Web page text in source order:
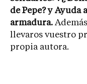
de Pepe? y Ayuda
armadura.
llevaros vuestro
propia autora.